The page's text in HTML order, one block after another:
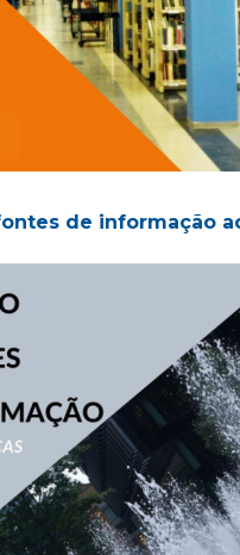
de informação